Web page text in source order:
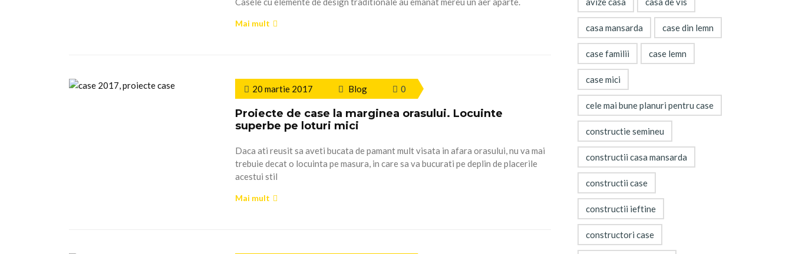
Mai mult
20 martie 2017 Blog 0
Proiecte de case la marginea orasului. Locuinte
superbe pe loturi mici
Daca ati reusit sa aveti bucata de pamant mult visata in afara orasului, nu va mai
trebuie decat o locuinta pe masura, in care sa va bucurati pe deplin de placerile
acestui stil
Mai mult
casa mansarda case din lemn
case familii case lemn
case mici
cele mai bune planuri pentru case
constructie semineu
constructii casa mansarda
constructii case
constructii ieftine
constructori case